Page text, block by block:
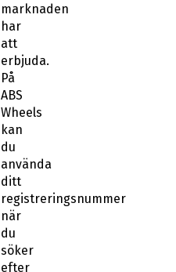
marknaden
har
att
erbjuda.
På
ABS
Wheels
kan
du
använda
ditt
registreringsnummer
när
du
söker
efter